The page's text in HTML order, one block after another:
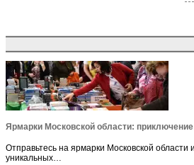
Ярмарки Московской области:
Отправьтесь на ярмарки Московской
уникальных…